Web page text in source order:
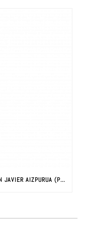
UNA DE PLASMONES…PARA DESAYUNAR CON JAVIER AIZPURUA (PARTE I)